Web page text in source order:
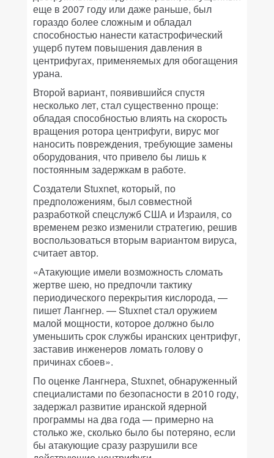
еще в 2007 году или даже раньше, был
гораздо более сложным и обладал
способностью нанести катастрофический
ущерб путем повышения давления в
центрифугах, применяемых для обогащения
урана.
Второй вариант, появившийся спустя
несколько лет, стал существенно проще:
обладая способностью влиять на скорость
вращения ротора центрифуги, вирус мог
наносить повреждения, требующие замены
оборудования, что привело бы лишь к
постоянным задержкам в работе.
Создатели Stuxnet, который, по
предположениям, был совместной
разработкой спецслужб США и Израиля, со
временем резко изменили стратегию, решив
воспользоваться вторым вариантом вируса,
считает автор.
«Атакующие имели возможность сломать
жертве шею, но предпочли тактику
периодического перекрытия кислорода, —
пишет Лангнер. — Stuxnet стал оружием
малой мощности, которое должно было
уменьшить срок службы иранских центрифуг,
заставив инженеров ломать голову о
причинах сбоев».
По оценке Лангнера, Stuxnet, обнаруженный
специалистами по безопасности в 2010 году,
задержал развитие иранской ядерной
программы на два года — примерно на
столько же, сколько было бы потеряно, если
бы атакующие сразу разрушили все